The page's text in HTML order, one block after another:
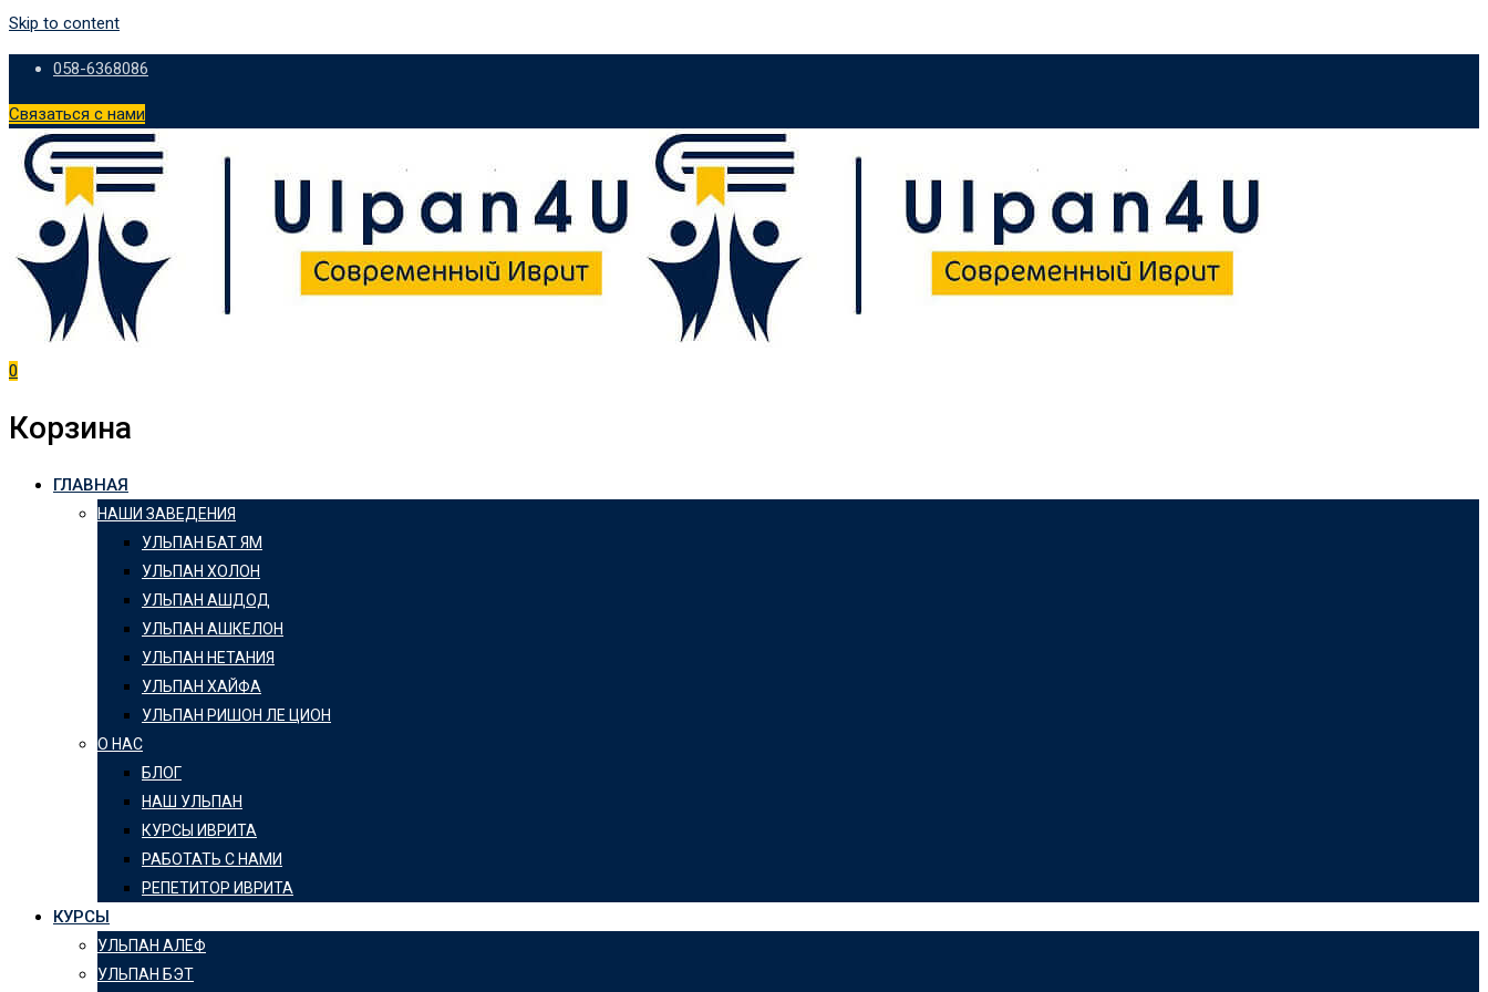
Skip to content
058-6368086
Связаться с нами
0
Корзина
ГЛАВНАЯ
НАШИ ЗАВЕДЕНИЯ
УЛЬПАН БАТ ЯМ
УЛЬПАН ХОЛОН
УЛЬПАН АШДОД
УЛЬПАН АШКЕЛОН
УЛЬПАН НЕТАНИЯ
УЛЬПАН ХАЙФА
УЛЬПАН РИШОН ЛЕ ЦИОН
О НАС
БЛОГ
НАШ УЛЬПАН
КУРСЫ ИВРИТА
РАБОТАТЬ С НАМИ
РЕПЕТИТОР ИВРИТА
КУРСЫ
УЛЬПАН АЛЕФ
УЛЬПАН БЭТ